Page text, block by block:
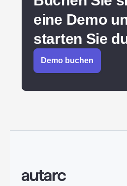
eine Demo
starten Sie
Demo buchen